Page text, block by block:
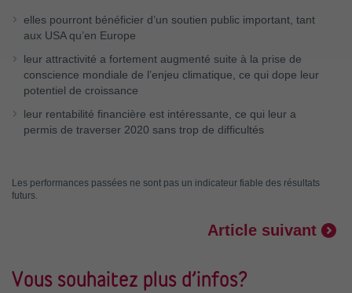
elles pourront bénéficier d’un soutien public important, tant
aux USA qu’en Europe
leur attractivité a fortement augmenté suite à la prise de
conscience mondiale de l’enjeu climatique, ce qui dope leur
potentiel de croissance
leur rentabilité financière est intéressante, ce qui leur a
permis de traverser 2020 sans trop de difficultés
Les performances passées ne sont pas un indicateur fiable des résultats
futurs.
Article suivant
Vous souhaitez plus d’infos?